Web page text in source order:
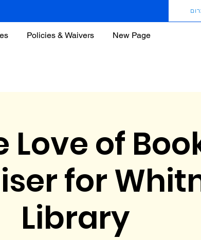
Policies & Waivers New Page
Love of
for
Library